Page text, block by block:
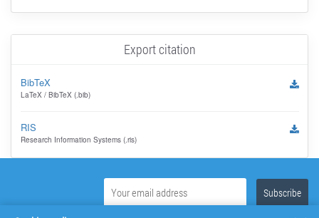
Export citation
BibTeX
LaTeX / BibTeX (.bib)
RIS
Research Information Systems (.ris)